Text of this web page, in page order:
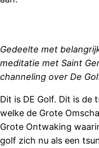
Gedeelte met
meditatie met Saint
channeling over De
Dit is DE Golf. Dit is de
welke de Grote
Grote Ontwaking
golf zich nu als een